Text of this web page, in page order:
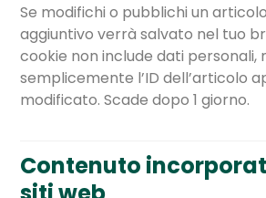
Se modifichi o pubblichi un
aggiuntivo verrà salvato nel tuo
cookie non include dati personali,
semplicemente l’ID dell’articolo
modificato. Scade dopo 1 giorno.
Contenuto